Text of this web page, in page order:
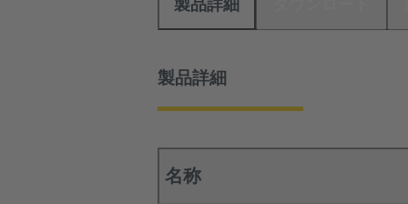
製品詳細
製品詳細
名称